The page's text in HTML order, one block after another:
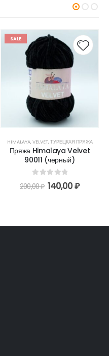
SALE
HIMALAYA,VELVET,ТУРЕЦКАЯ ПРЯЖА
Пряжа Himalaya Velvet
90011 (черный)
out of 5
200,00₽ 140,00₽